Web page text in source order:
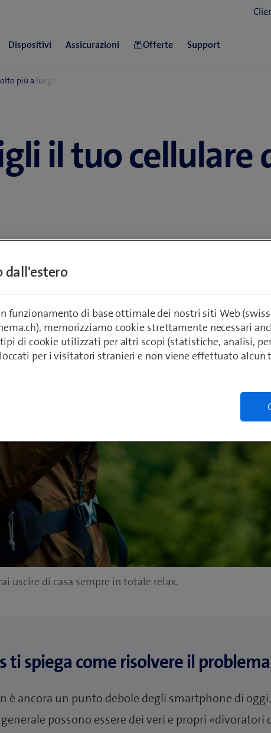
il tuo
Novanta: certi modelli della prima evoluzione
per le chiamate e i messaggi di testo, una
uscire di casa sempre in totale relax.
ti spiega come risolvere il problema
è ancora un punto debole degli smartphone di oggi.
possono essere dei veri e propri «divoratori
dall'estero
funzionamento di base ottimale dei nostri siti Web
memorizziamo cookie strettamente necessari
di cookie utilizzati per altri scopi (statistiche, analisi,
per i visitatori stranieri e non viene effettuato